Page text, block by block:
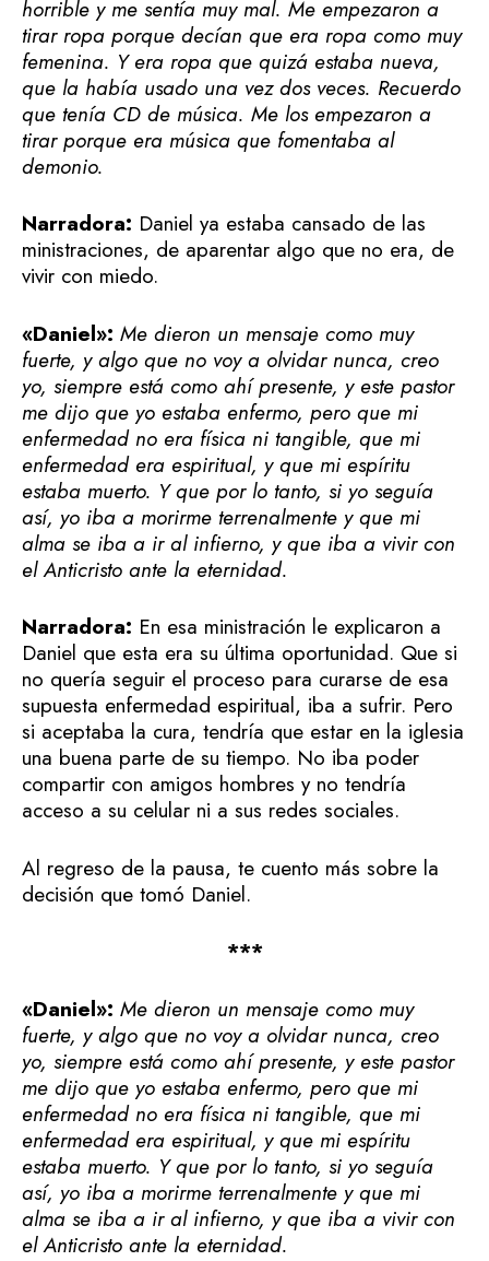
horrible y me sentía muy mal. Me empezaron a
tirar ropa porque decían que era ropa como muy
femenina. Y era ropa que quizá estaba nueva,
que la había usado una vez dos veces. Recuerdo
que tenía CD de música. Me los empezaron a
tirar porque era música que fomentaba al
demonio.
Narradora: Daniel ya estaba cansado de las
ministraciones, de aparentar algo que no era, de
vivir con miedo.
«Daniel»: Me dieron un mensaje como muy
fuerte, y algo que no voy a olvidar nunca, creo
yo, siempre está como ahí presente, y este pastor
me dijo que yo estaba enfermo, pero que mi
enfermedad no era física ni tangible, que mi
enfermedad era espiritual, y que mi espíritu
estaba muerto. Y que por lo tanto, si yo seguía
así, yo iba a morirme terrenalmente y que mi
alma se iba a ir al infierno, y que iba a vivir con
el Anticristo ante la eternidad.
Narradora: En esa ministración le explicaron a
Daniel que esta era su última oportunidad. Que si
no quería seguir el proceso para curarse de esa
supuesta enfermedad espiritual, iba a sufrir. Pero
si aceptaba la cura, tendría que estar en la iglesia
una buena parte de su tiempo. No iba poder
compartir con amigos hombres y no tendría
acceso a su celular ni a sus redes sociales.
Al regreso de la pausa, te cuento más sobre la
decisión que tomó Daniel.
***
«Daniel»: Me dieron un mensaje como muy
fuerte, y algo que no voy a olvidar nunca, creo
yo, siempre está como ahí presente, y este pastor
me dijo que yo estaba enfermo, pero que mi
enfermedad no era física ni tangible, que mi
enfermedad era espiritual, y que mi espíritu
estaba muerto. Y que por lo tanto, si yo seguía
así, yo iba a morirme terrenalmente y que mi
alma se iba a ir al infierno, y que iba a vivir con
el Anticristo ante la eternidad.